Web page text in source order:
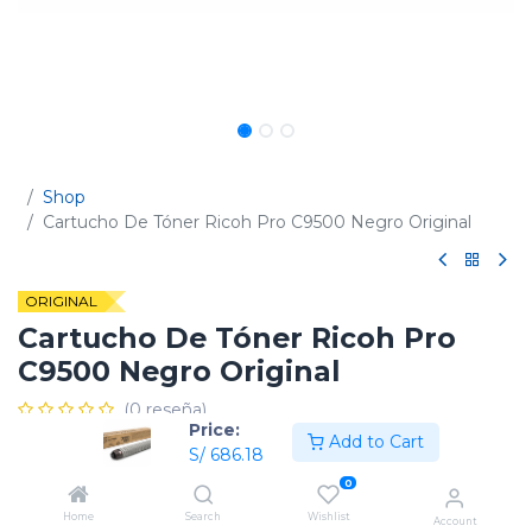
Price:
S/ 686.18
Add to Cart
Home Search
0
Wishlist Account
Shop
Cartucho De Tóner Ricoh Pro C9500 Negro Original
ORIGINAL
Cartucho De Tóner Ricoh Pro
C9500 Negro Original
(0 reseña)
828667